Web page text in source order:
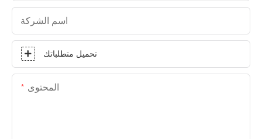
اسم الشركة
تحميل متطلباتك
المحتوى